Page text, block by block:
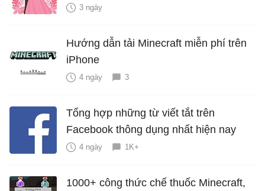
là bao nhiêu năm?
3 ngày
Hướng dẫn tải Minecraft miễn phí trên
iPhone
4 ngày 3
Tổng hợp những từ viết tắt trên
Facebook thông dụng nhất hiện nay
4 ngày 1K+
1000+ công thức chế thuốc Minecraft,